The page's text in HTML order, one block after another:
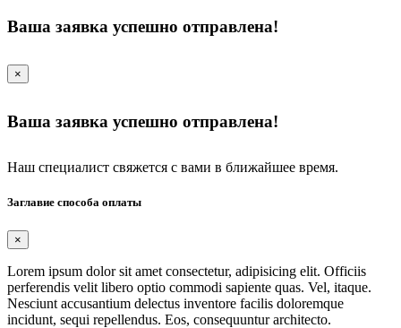
Ваша заявка успешно отправлена!
×
Ваша заявка успешно отправлена!
Наш специалист свяжется с вами в ближайшее время.
Заглавие способа оплаты
×
Lorem ipsum dolor sit amet consectetur, adipisicing elit. Officiis
perferendis velit libero optio commodi sapiente quas. Vel, itaque.
Nesciunt accusantium delectus inventore facilis doloremque
incidunt, sequi repellendus. Eos, consequuntur architecto.